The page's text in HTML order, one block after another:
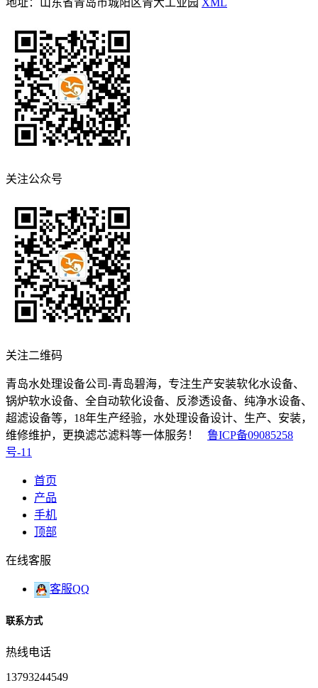
关注公众号
关注二维码
青岛水处理设备公司-青岛碧海，专注生产安装软化水设备、
锅炉软水设备、全自动软化设备、反渗透设备、纯净水设备、
超滤设备等，18年生产经验，水处理设备设计、生产、安装，
维修维护，更换滤芯滤料等一体服务！ 鲁ICP备09085258
号-11
首页
产品
手机
顶部
在线客服
客服QQ
联系方式
热线电话
13793244549